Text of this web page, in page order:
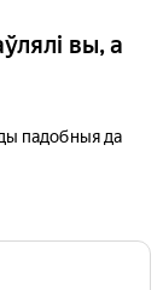
вы, а
падобныя да